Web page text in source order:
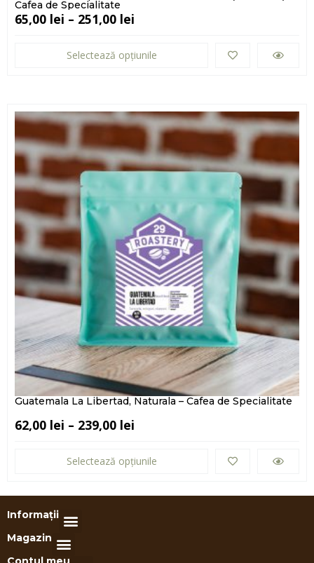
Cafea de Specialitate
65,00 lei – 251,00 lei
Selectează opțiunile
Guatemala La Libertad, Naturala – Cafea de Specialitate
62,00 lei – 239,00 lei
Selectează opțiunile
Informații
Magazin